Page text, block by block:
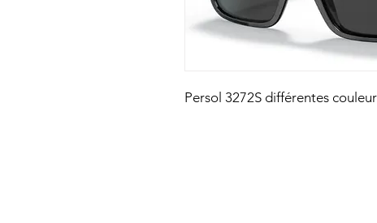
Persol 3272S différentes